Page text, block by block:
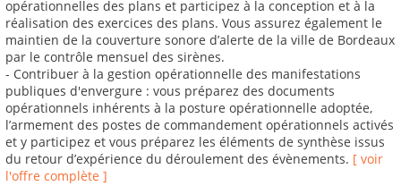
opérationnelles des plans et participez à la conception et à la
réalisation des exercices des plans. Vous assurez également le
maintien de la couverture sonore d’alerte de la ville de Bordeaux
par le contrôle mensuel des sirènes.
- Contribuer à la gestion opérationnelle des manifestations
publiques d'envergure : vous préparez des documents
opérationnels inhérents à la posture opérationnelle adoptée,
l’armement des postes de commandement opérationnels activés
et y participez et vous préparez les éléments de synthèse issus
du retour d’expérience du déroulement des évènements. [ voir
l'offre complète ]